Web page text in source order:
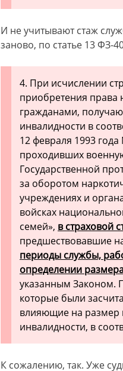
И не учитывают стаж
заново, по статье 13 ФЗ-
4. При исчислении
приобретения права
гражданами,
инвалидности в
12 февраля 1993
проходивших
Государственной
за оборотом
учреждениях и
войсках
семей», в страховой
предшествовавшие
периоды службы,
определении
указанным Законом.
которые были
влияющие на размер
инвалидности, в
К сожалению, так. Уже